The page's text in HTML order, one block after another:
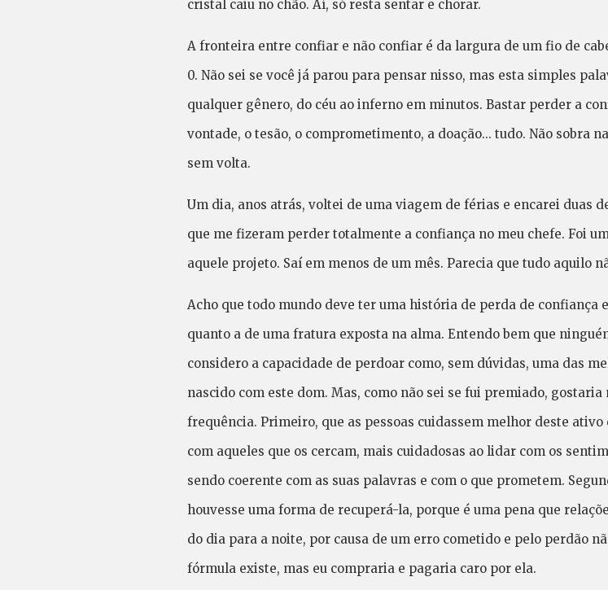
cristal caiu no chão. Aí, só resta sentar e chorar.
A fronteira entre confiar e não confiar é da largura de um fio de
0. Não sei se você já parou para pensar nisso, mas esta simples
qualquer gênero, do céu ao inferno em minutos. Bastar perder a
vontade, o tesão, o comprometimento, a doação... tudo. Não sobra
sem volta.
Um dia, anos atrás, voltei de uma viagem de férias e encarei duas
que me fizeram perder totalmente a confiança no meu chefe. Foi
aquele projeto. Saí em menos de um mês. Parecia que tudo aquilo
Acho que todo mundo deve ter uma história de perda de confiança
quanto a de uma fratura exposta na alma. Entendo bem que
considero a capacidade de perdoar como, sem dúvidas, uma das
nascido com este dom. Mas, como não sei se fui premiado,
frequência. Primeiro, que as pessoas cuidassem melhor deste
com aqueles que os cercam, mais cuidadosas ao lidar com os
sendo coerente com as suas palavras e com o que prometem.
houvesse uma forma de recuperá-la, porque é uma pena que
do dia para a noite, por causa de um erro cometido e pelo perdão
fórmula existe, mas eu compraria e pagaria caro por ela.